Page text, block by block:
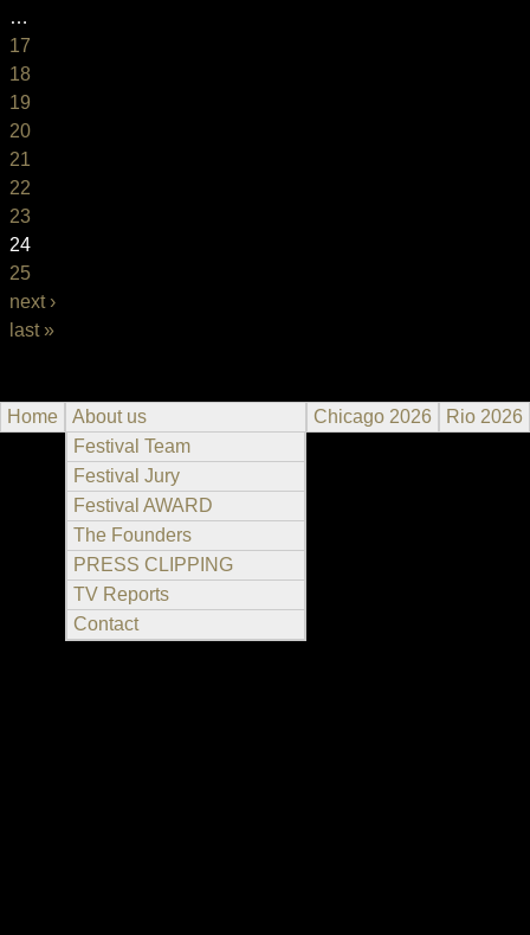
…
17
18
19
20
21
22
23
24
25
next ›
last »
Home
About us
Festival Team
Festival Jury
Festival AWARD
The Founders
PRESS CLIPPING
TV Reports
Contact
Chicago 2026 Rio 2026